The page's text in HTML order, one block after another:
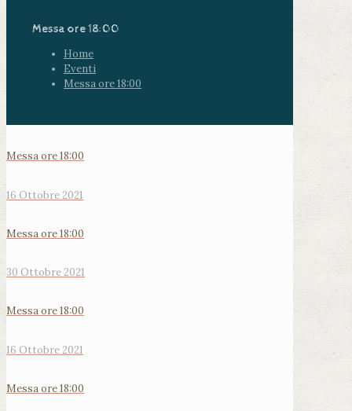
Messa ore 18:00
Home
Eventi
Messa ore 18:00
Messa ore 18:00
16 Ottobre 2021
Messa ore 18:00
30 Ottobre 2021
Messa ore 18:00
16 Ottobre 2021
Messa ore 18:00